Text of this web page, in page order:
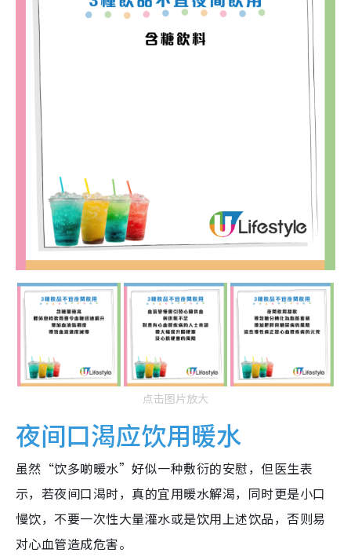
点击图片放大
夜间口渴应饮用暖水
虽然“饮多啲暖水”好似一种敷衍的安慰，但医生表
示，若夜间口渴时，真的宜用暖水解渴，同时更是小口
慢饮，不要一次性大量灌水或是饮用上述饮品，否则易
对心血管造成危害。